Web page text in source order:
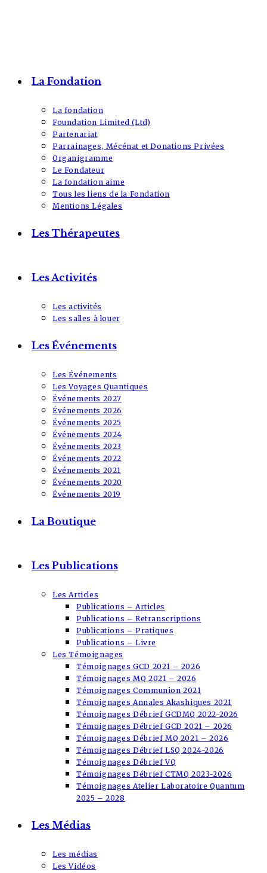
La Fondation
La fondation
Foundation Limited (Ltd)
Partenariat
Parrainages, Mécénat et Donations Privées
Organigramme
Le Fondateur
La fondation aime
Tous les liens de la Fondation
Mentions Légales
Les Thérapeutes
Les Activités
Les activités
Les salles à louer
Les Événements
Les Événements
Les Voyages Quantiques
Événements 2027
Événements 2026
Événements 2025
Événements 2024
Événements 2023
Événements 2022
Événements 2021
Événements 2020
Événements 2019
La Boutique
Les Publications
Les Articles
Publications – Articles
Publications – Retranscriptions
Publications – Pratiques
Publications – Livre
Les Témoignages
Témoignages GCD 2021 – 2026
Témoignages MQ 2021 – 2026
Témoignages Communion 2021
Témoignages Annales Akashiques 2021
Témoignages Débrief GCDMQ 2022-2026
Témoignages Débrief GCD 2021 – 2026
Témoignages Débrief MQ 2021 – 2026
Témoignages Débrief LSQ 2024-2026
Témoignages Débrief VQ
Témoignages Débrief CTMQ 2023-2026
Témoignages Atelier Laboratoire Quantum
2025 – 2028
Les Médias
Les médias
Les Vidéos